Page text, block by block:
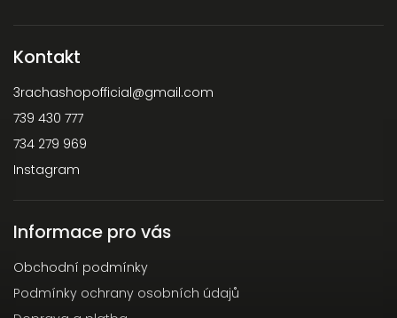
Kontakt
3rachashopofficial@gmail.com
739 430 777
734 279 969
Instagram
Informace pro vás
Obchodní podmínky
Podmínky ochrany osobních údajů